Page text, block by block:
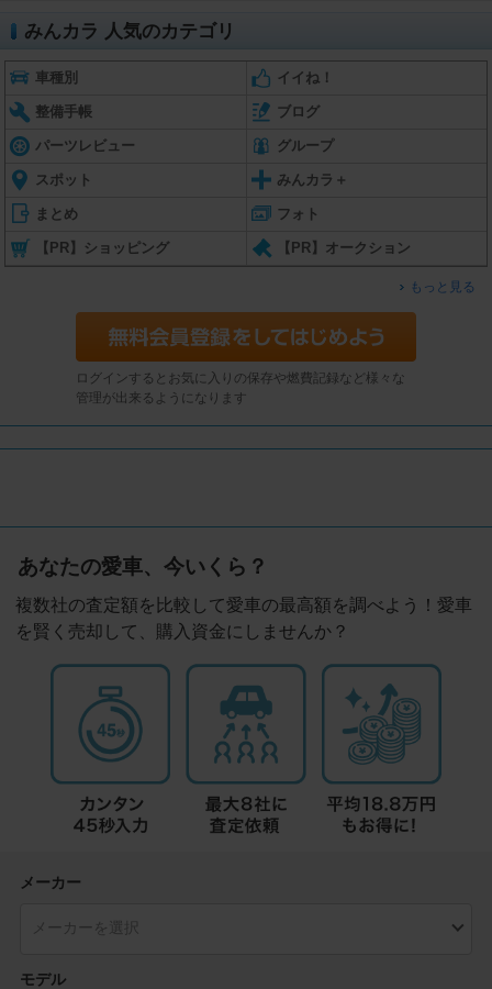
みんカラ 人気のカテゴリ
車種別 イイね！
整備手帳 ブログ
パーツレビュー グループ
スポット みんカラ＋
まとめ フォト
【PR】ショッピング 【PR】オークション
もっと見る
ログインするとお気に入りの保存や燃費記録など様々な
管理が出来るようになります
あなたの愛車、今いくら？
複数社の査定額を比較して愛車の最高額を調べよう！愛車
を賢く売却して、購入資金にしませんか？
メーカー
モデル